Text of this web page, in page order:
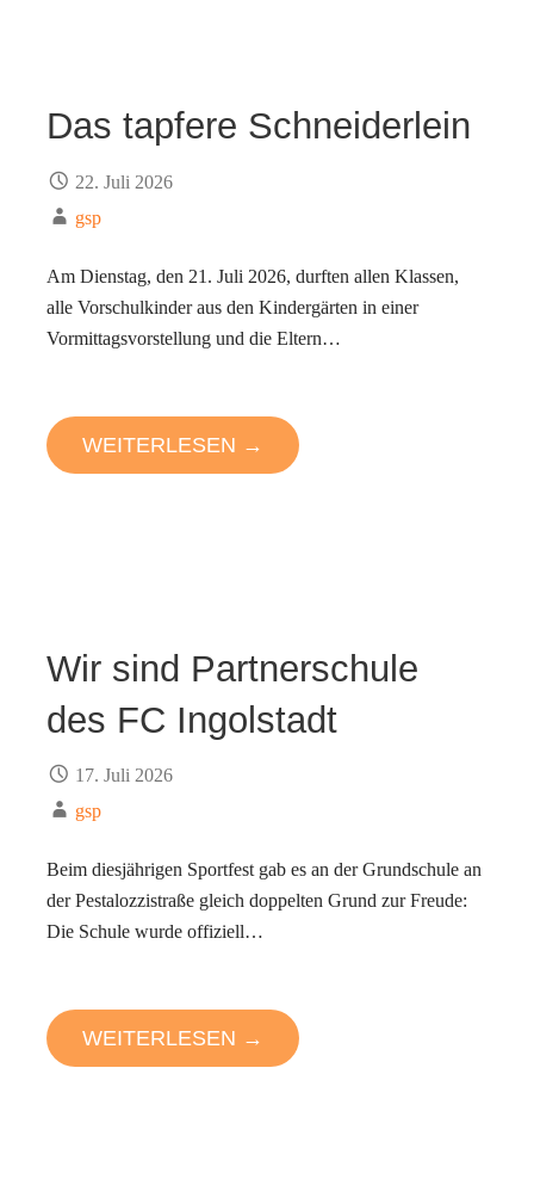
Das tapfere Schneiderlein
22. Juli 2026
gsp
Am Dienstag, den 21. Juli 2026, durften allen Klassen,
alle Vorschulkinder aus den Kindergärten in einer
Vormittagsvorstellung und die Eltern…
WEITERLESEN →
Wir sind Partnerschule
des FC Ingolstadt
17. Juli 2026
gsp
Beim diesjährigen Sportfest gab es an der Grundschule an
der Pestalozzistraße gleich doppelten Grund zur Freude:
Die Schule wurde offiziell…
WEITERLESEN →